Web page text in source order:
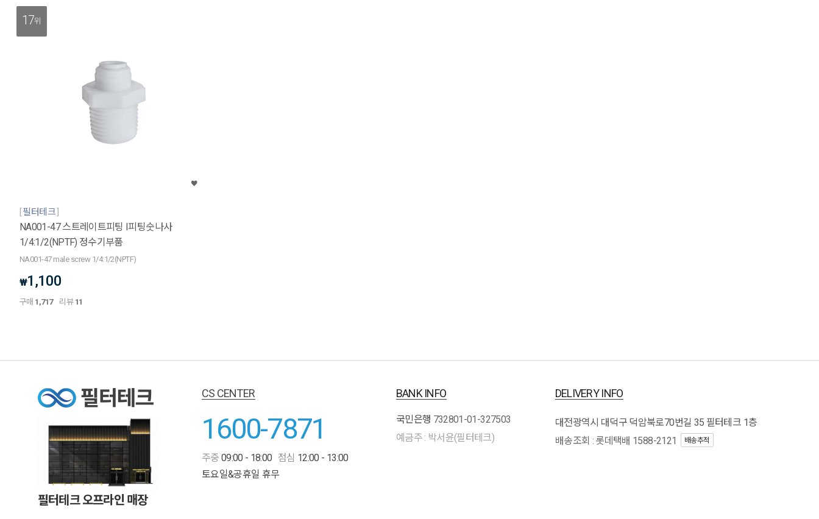
17위
필터테크
NA001-47 스트레이트피팅 I피팅숫나사
1/4:1/2(NPTF) 정수기부품
NA001-47 male screw 1/4:1/2(NPTF)
₩1,100
구매 1,717 리뷰 11
필터테크 오프라인 매장
CS CENTER
1600-7871
주중 09:00 - 18:00 점심 12:00 - 13:00
토요일&공휴일 휴무
BANK INFO
국민은행 732801-01-327503
예금주 : 박서윤(필터테크)
DELIVERY INFO
대전광역시 대덕구 덕암북로70번길 35 필터테크 1층
배송조회 : 롯데택배 1588-2121
배송추적